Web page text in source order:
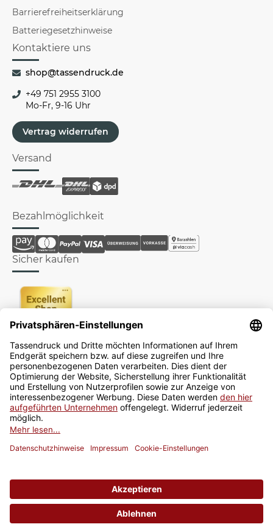
Barrierefreiheitserklärung
Batteriegesetzhinweise
Kontaktiere uns
shop@tassendruck.de
+49 751 2955 3100
Mo-Fr, 9-16 Uhr
Vertrag widerrufen
Versand
Bezahlmöglichkeit
Sicher kaufen
Newsletter